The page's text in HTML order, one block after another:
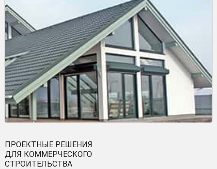
ПРОЕКТНЫЕ РЕШЕНИЯ
ДЛЯ КОММЕРЧЕСКОГО
СТРОИТЕЛЬСТВА